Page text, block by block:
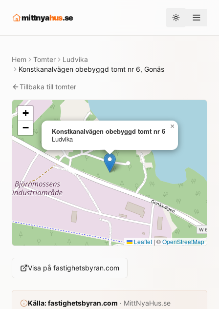
mittnyahus.se Toggle theme
Hem Tomter
Ludvika
Konstkanalvägen obebyggd tomt nr 6, Gonäs
Tillbaka till tomter
Konstkanalvägen obebyggd tomt nr 6
Ludvika
×
+
−
Leaflet | ©OpenStreetMap
Visa på fastighetsbyran.com
Källa:fastighetsbyran.com · MittNyaHus.se